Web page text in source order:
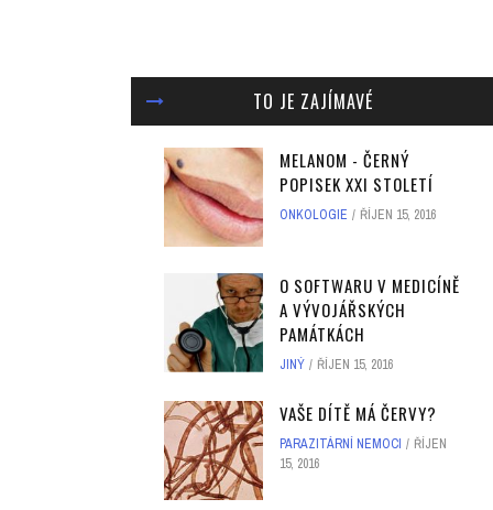
TO JE ZAJÍMAVÉ
MELANOM - ČERNÝ
POPISEK XXI STOLETÍ
ONKOLOGIE ŘÍJEN 15, 2016
O SOFTWARU V MEDICÍNĚ
A VÝVOJÁŘSKÝCH
PAMÁTKÁCH
JINÝ ŘÍJEN 15, 2016
VAŠE DÍTĚ MÁ ČERVY?
PARAZITÁRNÍ NEMOCI
ŘÍJEN
15, 2016